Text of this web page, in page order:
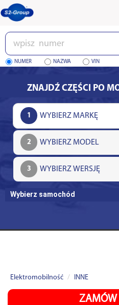
Wpisz
numer
NUMER NAZWA VIN
ZNAJDŹ CZĘŚCI PO
1
2
3
Wybierz samochód
Elektromobilność INNE
ZAMÓW